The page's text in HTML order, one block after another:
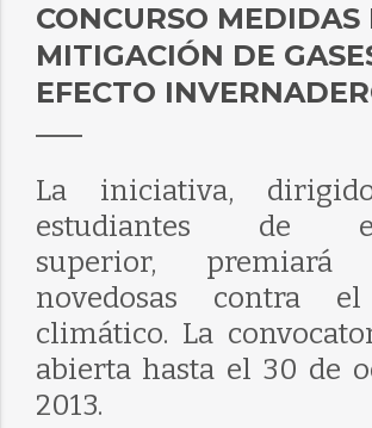
CONCURSO MEDIDAS
MITIGACIÓN DE
EFECTO
La iniciativa,
estudiantes de
superior, premiará
novedosas contra
climático. La
abierta hasta el 30 de
2013.